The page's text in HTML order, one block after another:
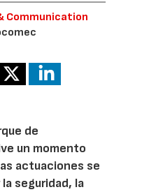
Communication
de
un momento
actuaciones se
seguridad, la